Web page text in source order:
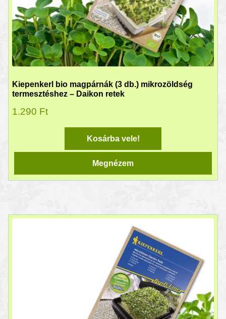
Kiepenkerl bio magpárnák (3 db.) mikrozöldség
termesztéshez – Daikon retek
1.290 Ft
Kosárba vele!
Megnézem